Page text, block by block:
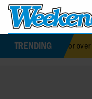
TRENDING
voor over dan voor mezelf’